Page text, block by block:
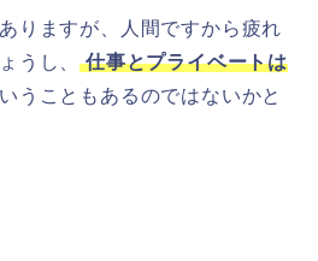
りますが、人間ですから疲れ
うし、仕事とプライベートは
うこともあるのではないかと